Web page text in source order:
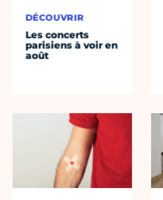
DÉCOUVRIR
Les concerts
parisiens à voir en
août